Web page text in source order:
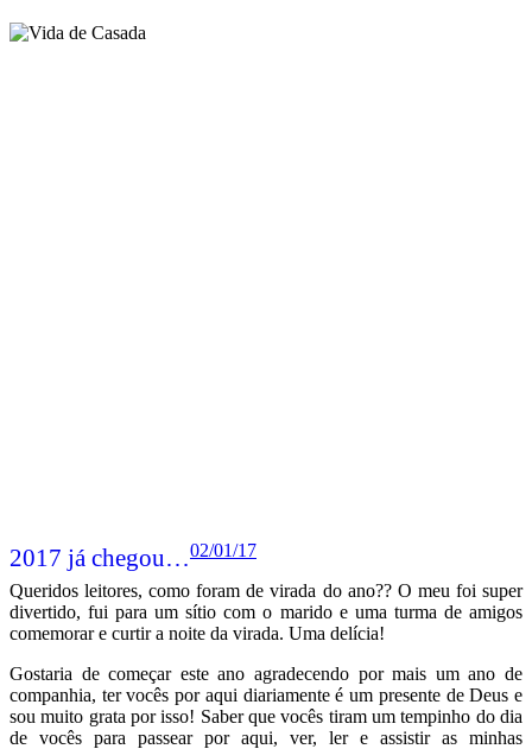
2017 já chegou…02/01/17
Queridos leitores, como foram de virada do ano?? O meu foi super
divertido, fui para um sítio com o marido e uma turma de amigos
comemorar e curtir a noite da virada. Uma delícia!
Gostaria de começar este ano agradecendo por mais um ano de
companhia, ter vocês por aqui diariamente é um presente de Deus e
sou muito grata por isso! Saber que vocês tiram um tempinho do dia
de vocês para passear por aqui, ver, ler e assistir as minhas